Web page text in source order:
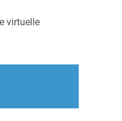
virtuelle